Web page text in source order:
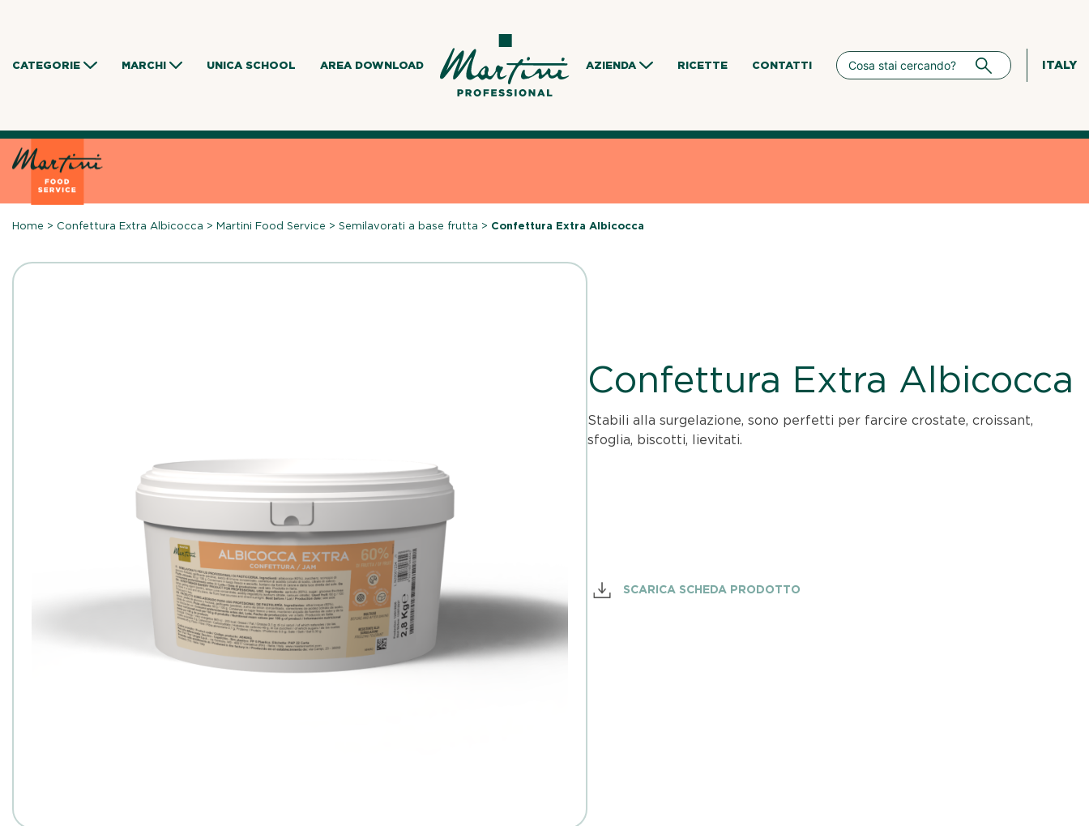
CATEGORIE MARCHI UNICA SCHOOL AREA DOWNLOAD AZIENDA RICETTE CONTATTI ITALY
Home > Confettura Extra Albicocca >Martini Food Service >Semilavorati a base frutta > Confettura Extra Albicocca
Confettura Extra Albicocca
Stabili alla surgelazione, sono perfetti per farcire crostate, croissant,
sfoglia, biscotti, lievitati.
SCARICA SCHEDA PRODOTTO